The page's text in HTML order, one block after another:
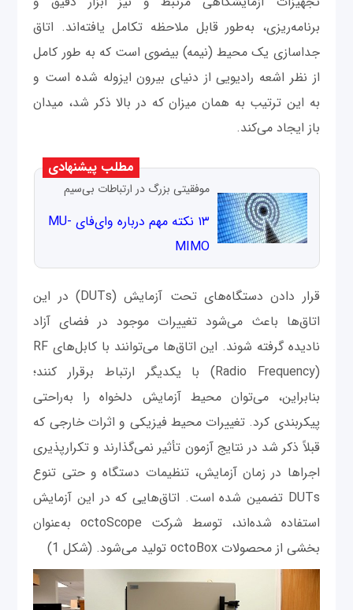
برنامه‌ریزی، به‌طور قابل ملاحظه تکامل یافته‌اند. اتاق
جداسازی یک محیط (نیمه) بیضوی است که به طور کامل
از نظر اشعه رادیویی از دنیای بیرون ایزوله شده است و
به این ترتیب به همان میزان که در بالا ذکر شد، میدان
باز ایجاد می‌کند.
مطلب پیشنهادی
موفقیتی بزرگ در ارتباطات بی‌سیم
۱۳ نکته مهم درباره وای‌فای MU-
MIMO
قرار دادن دستگاه‌های تحت آزمایش (DUTs) در این
اتاق‌ها باعث می‌شود تغییرات موجود در فضای آزاد
نادیده گرفته شوند. این اتاق‌ها می‌توانند با کابل‌های RF
(Radio Frequency) با یکدیگر ارتباط برقرار کنند؛
بنابراین، می‌توان محیط آزمایش دلخواه را به‌راحتی
پیکربندی کرد. تغییرات محیط فیزیکی و اثرات خارجی که
قبلاً ذکر شد در نتایج آزمون تأثیر نمی‌گذارند و تکرارپذیری
اجراها در زمان آزمایش، تنظیمات دستگاه و حتی تنوع
DUTs تضمین شده است. اتاق‌هایی که در این آزمایش
استفاده شده‌اند، توسط شرکت octoScope به‌عنوان
بخشی از محصولات octoBox تولید می‌شود. (شکل 1)